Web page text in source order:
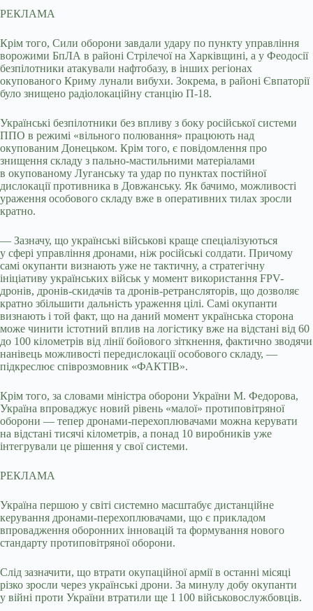
РЕКЛАМА
Крім того, Сили оборони завдали удару по пункту управління
ворожими БпЛА в районі Стрілечої на Харківщині, а у Феодосії
безпілотники атакували нафтобазу, в інших регіонах
окупованого Криму лунали вибухи. Зокрема, в районі Євпаторії
було знищено радіолокаційну станцію П-18.
Українські безпілотники без впливу з боку російської системи
ППО в режимі «вільного полювання» працюють над
окупованим Донецьком. Крім того, є повідомлення про
знищення складу з пально-мастильними матеріалами
в окупованому Луганську та удар по пунктах постійної
дислокації противника в Довжанську. Як бачимо, можливості
ураження особового складу вже в оперативних тилах зросли
кратно.
— Зазначу, що українські військові краще спеціалізуються
у сфері управління дронами, ніж російські солдати. Причому
самі окупанти визнають уже не тактичну, а стратегічну
ініціативу українських військ у момент використання FPV-
дронів, дронів-скидачів та дронів-ретрансляторів, що дозволяє
кратно збільшити дальність ураження цілі. Самі окупанти
визнають і той факт, що на даний момент українська сторона
може чинити істотний вплив на логістику вже на відстані від 60
до 100 кілометрів від лінії бойового зіткнення, фактично зводячи
нанівець можливості передислокації особового складу, —
підкреслює співрозмовник «ФАКТІВ».
Крім того, за словами міністра оборони України М. Федорова,
Україна впроваджує новий рівень «малої» протиповітряної
оборони — тепер дронами-перехоплювачами можна керувати
на відстані тисячі кілометрів, а понад 10 виробників уже
інтегрували це рішення у свої системи.
РЕКЛАМА
Україна першою у світі системно масштабує дистанційне
керування дронами-перехоплювачами, що є прикладом
впровадження оборонних інновацій та формування нового
стандарту протиповітряної оборони.
Слід зазначити, що втрати окупаційної армії в останні місяці
різко зросли через українські дрони. За минулу добу окупанти
у війні проти України втратили ще 1 100 військовослужбовців.